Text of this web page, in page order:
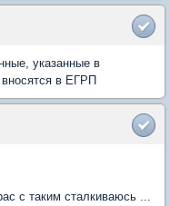
указанные в
в ЕГРП
с таким сталкиваюсь ...